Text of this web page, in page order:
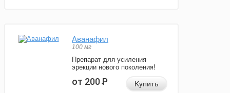
Аванафил
100 мг
Препарат для усиления
эрекции нового поколения!
от 200Р Купить